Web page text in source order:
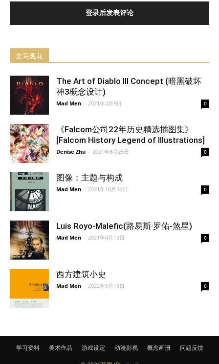
登录后发表评论
走马观花
The Art of Diablo III Concept (暗黑破坏
神3概念设计)
Mad Men - 2021年4月9日 0
《Falcom公司22年历史精选插图集》
[Falcom History Legend of Illustrations]
Denise Zhu - 2021年8月25日 0
图像：主题与构成
Mad Men - 2021年10月26日 0
Luis Royo-Malefic(路易斯·罗佑-煞星)
Mad Men - 2021年4月13日 0
西方建筑小史
Mad Men - 2022年5月19日 0
学习资料 美术作品 游戏设定 动漫影视 概念画册 问题反馈